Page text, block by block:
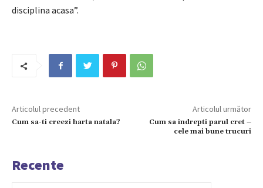
disciplina acasa”.
Articolul precedent
Cum sa-ti creezi harta natala?
Articolul următor
Cum sa indrepti parul cret –
cele mai bune trucuri
Recente